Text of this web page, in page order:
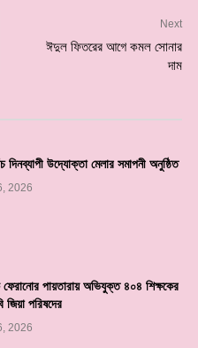
Next
ঈদুল ফিতরের আগে কমল সোনার
দাম
দিনব্যাপী উদ্যোক্তা মেলার সমাপনী অনুষ্ঠিত
2026
ফেরানোর পায়তারায় অভিযুক্ত ৪০৪ শিক্ষকের
জিয়া পরিষদের
2026